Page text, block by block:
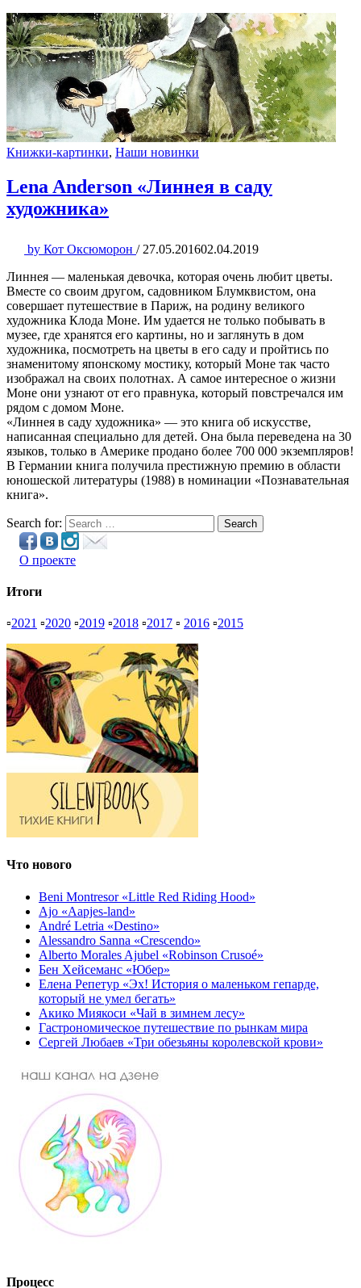
Книжки-картинки, Наши новинки
Lena Anderson «Линнея в саду
художника»
by Кот Оксюморон / 27.05.201602.04.2019
Линнея — маленькая девочка, которая очень любит цветы.
Вместе со своим другом, садовником Блумквистом, она
совершает путешествие в Париж, на родину великого
художника Клода Моне. Им удается не только побывать в
музее, где хранятся его картины, но и заглянуть в дом
художника, посмотреть на цветы в его саду и пройтись по
знаменитому японскому мостику, который Моне так часто
изображал на своих полотнах. А самое интересное о жизни
Моне они узнают от его правнука, который повстречался им
рядом с домом Моне.
«Линнея в саду художника» — это книга об искусстве,
написанная специально для детей. Она была переведена на 30
языков, только в Америке продано более 700 000 экземпляров!
В Германии книга получила престижную премию в области
юношеской литературы (1988) в номинации «Познавательная
книга».
Search for: Search
О проекте
Итоги
▫2021 ▫2020 ▫2019 ▫2018 ▫2017 ▫ 2016 ▫2015
Что нового
Beni Montresor «Little Red Riding Hood»
Ajo «Aapjes-land»
André Letria «Destino»
Alessandro Sanna «Crescendo»
Alberto Morales Ajubel «Robinson Crusoé»
Бен Хейсеманс «Юбер»
Елена Репетур «Эх! История о маленьком гепарде,
который не умел бегать»
Акико Миякоси «Чай в зимнем лесу»
Гастрономическое путешествие по рынкам мира
Сергей Любаев «Три обезьяны королевской крови»
Процесс